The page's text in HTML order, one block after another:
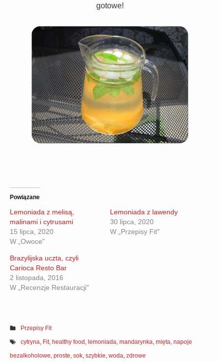
gotowe!
Powiązane
Lemoniada z melisą,
malinami i cytrusami
15 lipca, 2020
W „Owoce"
Lemoniada z lawendy
30 lipca, 2020
W „Przepisy Fit"
Brazylijska uczta, czyli
Carioca Resto Bar
2 listopada, 2016
W „Recenzje Restauracji"
Przepisy Fit
cytryna Fit,healthy food ,lemoniada ,mandarynka ,mięta ,napoje
bezalkoholowe proste sok szybkie woda zdrowe